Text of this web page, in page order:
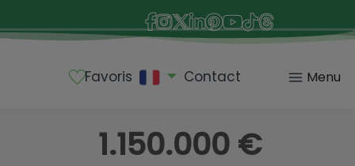
Favoris Contact Menu
1.150.000 €